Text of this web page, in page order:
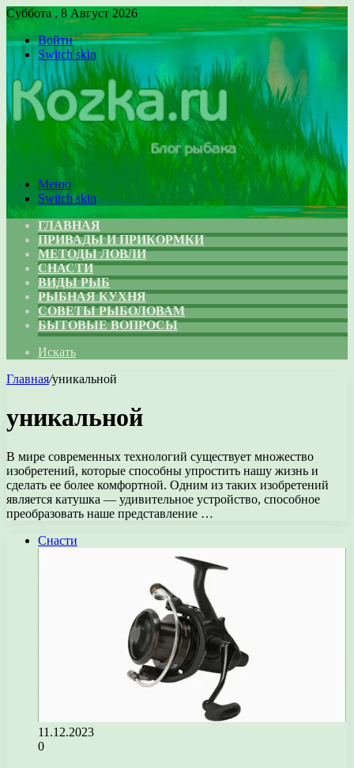
Суббота , 8 Август 2026
Войти
Switch skin
Меню
Switch skin
ГЛАВНАЯ
ПРИВАДЫ И ПРИКОРМКИ
МЕТОДЫ ЛОВЛИ
СНАСТИ
ВИДЫ РЫБ
РЫБНАЯ КУХНЯ
СОВЕТЫ РЫБОЛОВАМ
БЫТОВЫЕ ВОПРОСЫ
Искать
Главная/уникальной
уникальной
В мире современных технологий существует множество
изобретений, которые способны упростить нашу жизнь и
сделать ее более комфортной. Одним из таких изобретений
является катушка — удивительное устройство, способное
преобразовать наше представление …
Снасти
11.12.2023
0